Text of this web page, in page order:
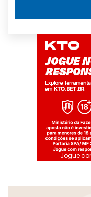
Jogue